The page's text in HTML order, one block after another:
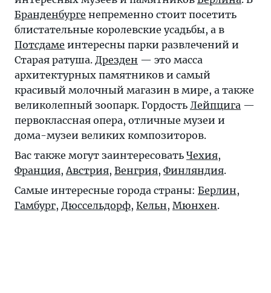
Бранденбурге непременно стоит посетить
блистательные королевские усадьбы, а в
Потсдаме интересны парки развлечений и
Старая ратуша. Дрезден — это масса
архитектурных памятников и самый
красивый молочный магазин в мире, а также
великолепный зоопарк. Гордость Лейпцига —
первоклассная опера, отличные музеи и
дома-музеи великих композиторов.
Вас также могут заинтересовать Чехия,
Франция,Австрия, Венгрия, Финляндия.
Самые интересные города страны: Берлин,
Гамбург, Дюссельдорф, Кельн, Мюнхен.